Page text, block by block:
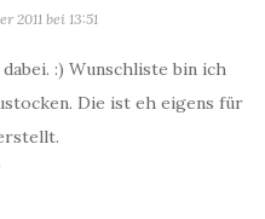
2011 bei 13:51
:) Wunschliste bin ich
Die ist eh eigens für